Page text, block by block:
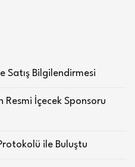
Satış Bilgilendirmesi
Resmi İçecek Sponsoru
ile Buluştu